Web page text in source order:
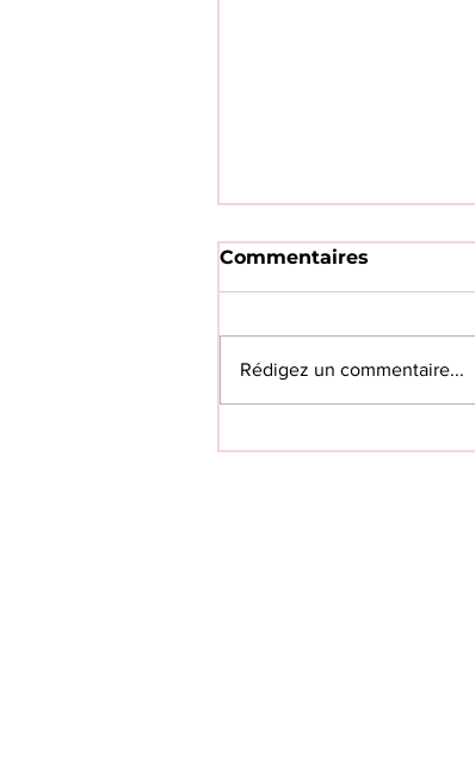
💗SAVE THE DATE 💗
Commentaires
Rédigez un commentaire...